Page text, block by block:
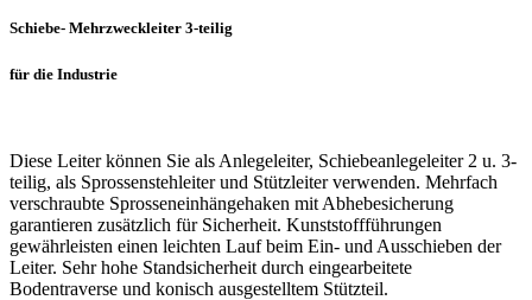
Schiebe- Mehrzweckleiter 3-teilig
für die Industrie
Diese Leiter können Sie als Anlegeleiter, Schiebeanlegeleiter 2 u. 3-
teilig, als Sprossenstehleiter und Stützleiter verwenden. Mehrfach
verschraubte Sprosseneinhängehaken mit Abhebesicherung
garantieren zusätzlich für Sicherheit. Kunststoffführungen
gewährleisten einen leichten Lauf beim Ein- und Ausschieben der
Leiter. Sehr hohe Standsicherheit durch eingearbeitete
Bodentraverse und konisch ausgestelltem Stützteil.